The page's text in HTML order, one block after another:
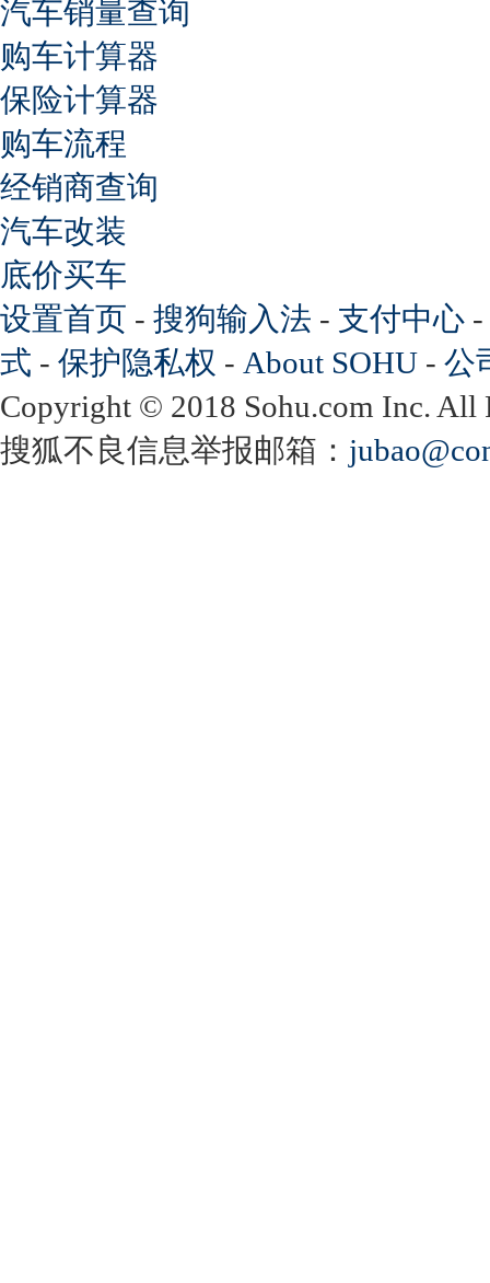
汽车销量查询
购车计算器
保险计算器
购车流程
经销商查询
汽车改装
底价买车
设置首页 - 搜狗输入法 - 支付中心 -
式 - 保护隐私权 - About SOHU - 公
Copyright © 2018 Sohu.com Inc.
搜狐不良信息举报邮箱：